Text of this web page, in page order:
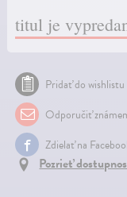
titul je
Pridať do wishlistu
Odporučiť
Zdielať na
Pozrieť